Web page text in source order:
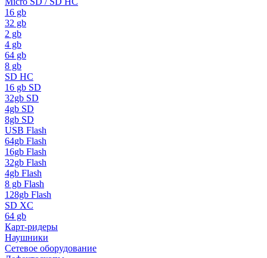
16 gb
32 gb
2 gb
4 gb
64 gb
8 gb
SD HC
16 gb SD
32gb SD
4gb SD
8gb SD
USB Flash
64gb Flash
16gb Flash
32gb Flash
4gb Flash
8 gb Flash
128gb Flash
SD XC
64 gb
Карт-ридеры
Наушники
Сетевое оборудование